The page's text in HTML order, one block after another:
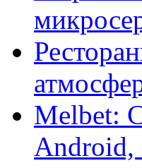
Melbet: